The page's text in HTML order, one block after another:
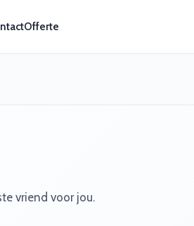
Offerte
vriend voor jou.